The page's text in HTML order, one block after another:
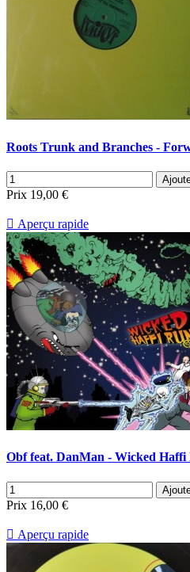
Roots Trunk and Branches -
Prix 19,00 €
 Aperçu rapide
Obf feat. DanMan - Wicked Haffi
Prix 16,00 €
 Aperçu rapide